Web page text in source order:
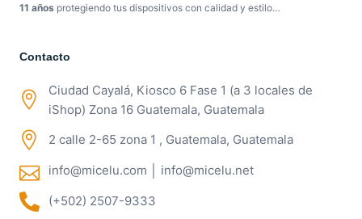
11 años protegiendo tus dispositivos con calidad y estilo…
Contacto
Ciudad Cayalá, Kiosco 6 Fase 1 (a 3 locales de
iShop) Zona 16 Guatemala, Guatemala
2 calle 2-65 zona 1 , Guatemala, Guatemala
info@micelu.com │ info@micelu.net
(+502) 2507-9333